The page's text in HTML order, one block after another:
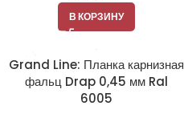
В КОРЗИНУ
Grand Line: Планка карнизная
фальц Drap 0,45 мм Ral
6005